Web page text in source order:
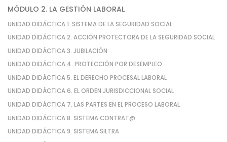
MÓDULO 2. LA GESTIÓN LABORAL
UNIDAD DIDÁCTICA 1. SISTEMA DE LA SEGURIDAD SOCIAL
UNIDAD DIDÁCTICA 2. ACCIÓN PROTECTORA DE LA SEGURIDAD SOCIAL
UNIDAD DIDÁCTICA 3. JUBILACIÓN
UNIDAD DIDÁCTICA 4. PROTECCIÓN POR DESEMPLEO
UNIDAD DIDÁCTICA 5. EL DERECHO PROCESAL LABORAL
UNIDAD DIDÁCTICA 6. EL ORDEN JURISDICCIONAL SOCIAL
UNIDAD DIDÁCTICA 7. LAS PARTES EN EL PROCESO LABORAL
UNIDAD DIDÁCTICA 8. SISTEMA CONTRAT@
UNIDAD DIDÁCTICA 9. SISTEMA SILTRA